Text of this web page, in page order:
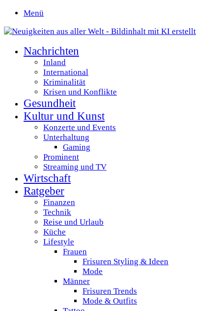
Menü
Nachrichten
Inland
International
Kriminalität
Krisen und Konflikte
Gesundheit
Kultur und Kunst
Konzerte und Events
Unterhaltung
Gaming
Prominent
Streaming und TV
Wirtschaft
Ratgeber
Finanzen
Technik
Reise und Urlaub
Küche
Lifestyle
Frauen
Frisuren Styling & Ideen
Mode
Männer
Frisuren Trends
Mode & Outfits